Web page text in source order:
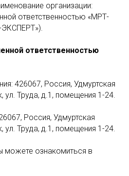
организации:
ответственностью «МРТ-
ответственностью
426067, Россия, Удмуртская
ул. Труда, д.1, помещения 1-24.
Россия, Удмуртская
ул. Труда, д.1, помещения 1-24.
можете ознакомиться в